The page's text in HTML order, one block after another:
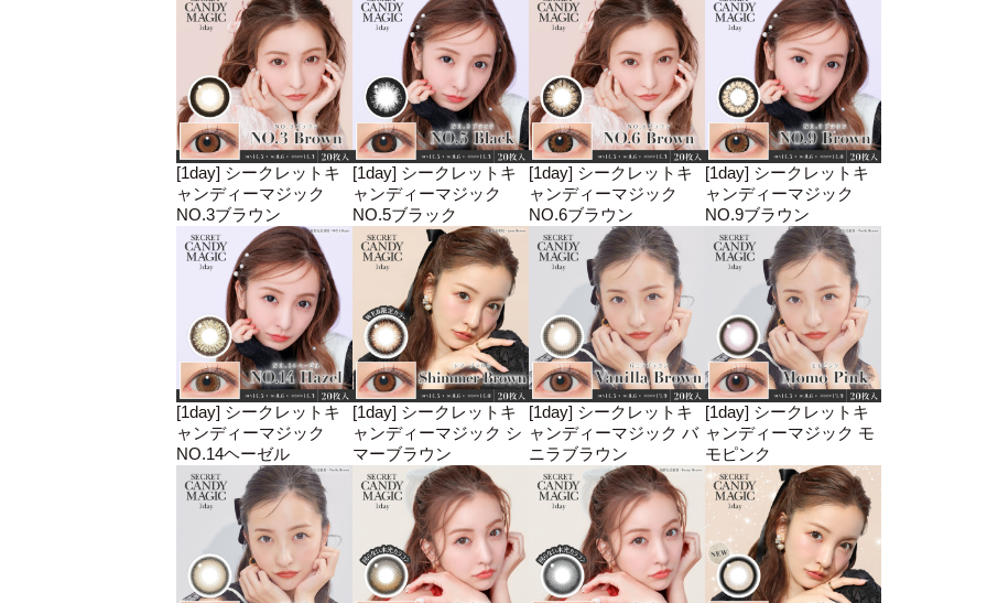
[1day] シークレットキ
ャンディーマジック
NO.3ブラウン
[1day] シークレットキ
ャンディーマジック
NO.5ブラック
[1day] シークレットキ
ャンディーマジック
NO.6ブラウン
[1day] シークレットキ
ャンディーマジック
NO.9ブラウン
[1day] シークレットキ
ャンディーマジック
NO.14ヘーゼル
[1day] シークレットキ
ャンディーマジック シ
マーブラウン
[1day] シークレットキ
ャンディーマジック バ
ニラブラウン
[1day] シークレットキ
ャンディーマジック モ
モピンク